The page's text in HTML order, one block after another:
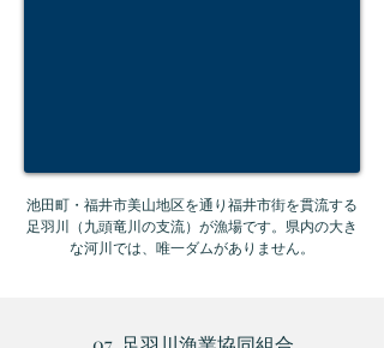
池田町・福井市美山地区を通り福井市街を貫流する
足羽川（九頭竜川の支流）が漁場です。県内の大き
な河川では、唯一ダムがありません。